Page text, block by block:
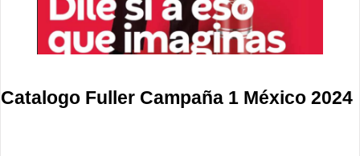
Catalogo Fuller Campaña 1 México 2024